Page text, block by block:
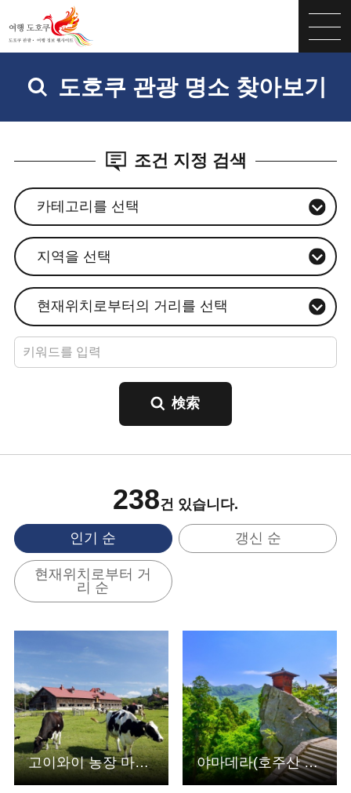
도호쿠 관광 명소 찾아보기
조건 지정 검색
카테고리를 선택
지역을 선택
현재위치로부터의 거리를 선택
238건 있습니다.
인기 순 갱신 순
현재위치로부터 거
리 순
고이와이 농장 마키바엔 야마데라(호주산 릿샤쿠지 절)